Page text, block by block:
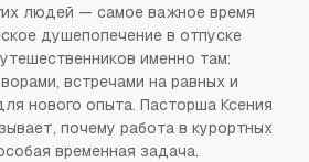
людей — самое важное время
душепопечение в отпуске
именно там:
встречами на равных и
нового опыта. Пасторша Ксения
почему работа в курортных
временная задача.